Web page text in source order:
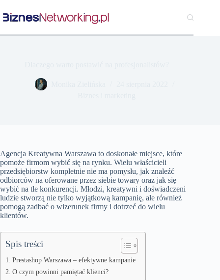
do
treści
Agencja Kreatywna Warszawa to doskonałe miejsce, które
pomoże firmom wybić się na rynku. Wielu właścicieli
przedsiębiorstw kompletnie nie ma pomysłu, jak znaleźć
odbiorców na oferowane przez siebie towary oraz jak się
wybić na tle konkurencji. Młodzi, kreatywni i doświadczeni
ludzie stworzą nie tylko wyjątkową kampanię, ale również
pomogą zadbać o wizerunek firmy i dotrzeć do wielu
klientów.
Spis treści
Prestashop Warszawa – efektywne kampanie
O czym powinni pamiętać klienci?